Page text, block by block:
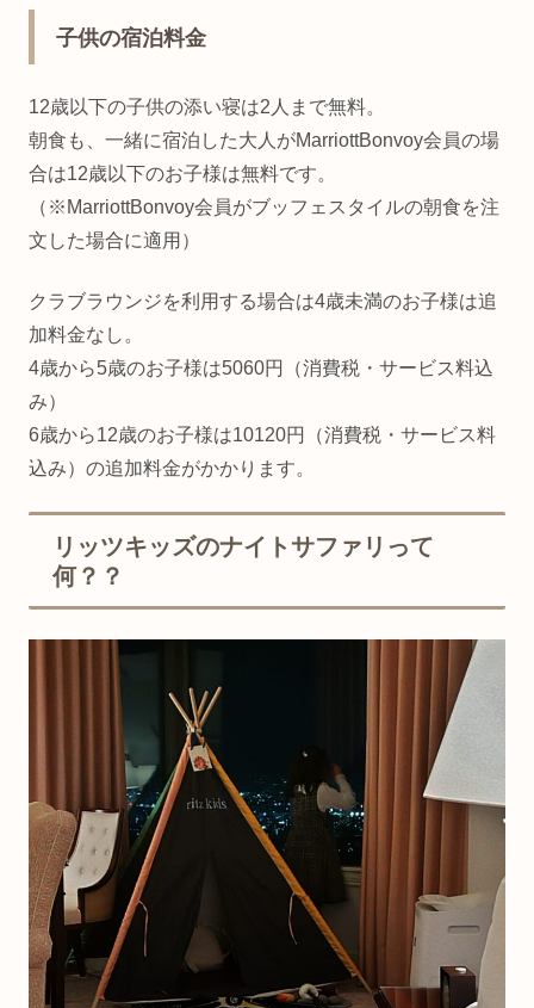
子供の宿泊料金
12歳以下の子供の添い寝は2人まで無料。
朝食も、一緒に宿泊した大人がMarriottBonvoy会員の場
合は12歳以下のお子様は無料です。
（※MarriottBonvoy会員がブッフェスタイルの朝食を注
文した場合に適用）
クラブラウンジを利用する場合は4歳未満のお子様は追
加料金なし。
4歳から5歳のお子様は5060円（消費税・サービス料込
み）
6歳から12歳のお子様は10120円（消費税・サービス料
込み）の追加料金がかかります。
リッツキッズのナイトサファリって
何？？